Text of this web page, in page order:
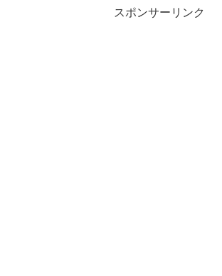
スポンサーリンク